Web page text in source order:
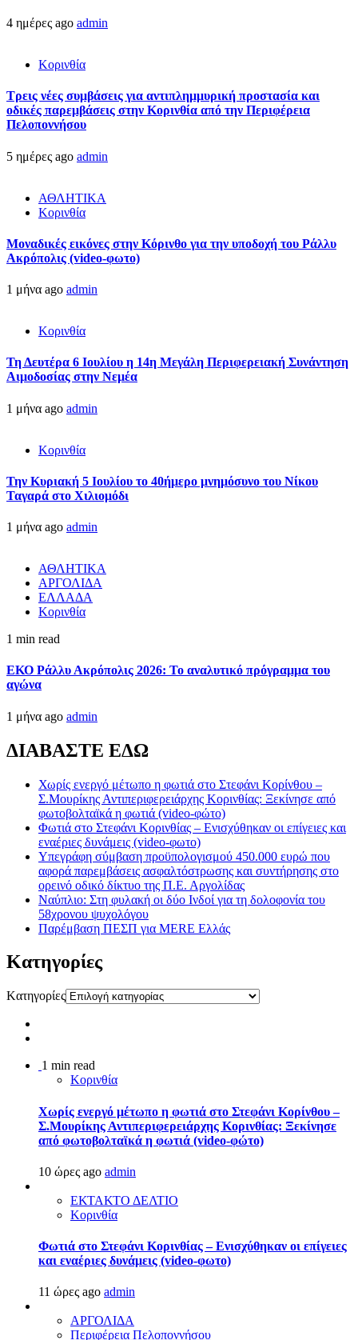
4 ημέρες ago admin
Κορινθία
Τρεις νέες συμβάσεις για αντιπλημμυρική προστασία και
οδικές παρεμβάσεις στην Κορινθία από την Περιφέρεια
Πελοποννήσου
5 ημέρες ago admin
ΑΘΛΗΤΙΚΑ
Κορινθία
Μοναδικές εικόνες στην Κόρινθο για την υποδοχή του Ράλλυ
Ακρόπολις (video-φωτο)
1 μήνα ago admin
Κορινθία
Τη Δευτέρα 6 Ιουλίου η 14η Μεγάλη Περιφερειακή Συνάντηση
Αιμοδοσίας στην Νεμέα
1 μήνα ago admin
Κορινθία
Την Κυριακή 5 Ιουλίου το 40ήμερο μνημόσυνο του Νίκου
Ταγαρά στο Χιλιομόδι
1 μήνα ago admin
ΑΘΛΗΤΙΚΑ
ΑΡΓΟΛΙΔΑ
ΕΛΛΑΔΑ
Κορινθία
1 min read
ΕΚΟ Ράλλυ Ακρόπολις 2026: Το αναλυτικό πρόγραμμα του
αγώνα
1 μήνα ago admin
ΔΙΑΒΑΣΤΕ ΕΔΩ
Χωρίς ενεργό μέτωπο η φωτιά στο Στεφάνι Κορίνθου –
Σ.Μουρίκης Αντιπεριφερειάρχης Κορινθίας: Ξεκίνησε από
φωτοβολταϊκά η φωτιά (video-φώτο)
Φωτιά στο Στεφάνι Κορινθίας – Ενισχύθηκαν οι επίγειες και
εναέριες δυνάμεις (video-φωτο)
Υπεγράφη σύμβαση προϋπολογισμού 450.000 ευρώ που
αφορά παρεμβάσεις ασφαλτόστρωσης και συντήρησης στο
ορεινό οδικό δίκτυο της Π.Ε. Αργολίδας
Ναύπλιο: Στη φυλακή οι δύο Ινδοί για τη δολοφονία του
58χρονου ψυχολόγου
Παρέμβαση ΠΕΣΠ για MERE Ελλάς
Kατηγορίες
Kατηγορίες
1 min read
Κορινθία
Χωρίς ενεργό μέτωπο η φωτιά στο Στεφάνι Κορίνθου –
Σ.Μουρίκης Αντιπεριφερειάρχης Κορινθίας: Ξεκίνησε
από φωτοβολταϊκά η φωτιά (video-φώτο)
10 ώρες ago admin
ΕΚΤΑΚΤΟ ΔΕΛΤΙΟ
Κορινθία
Φωτιά στο Στεφάνι Κορινθίας – Ενισχύθηκαν οι επίγειες
και εναέριες δυνάμεις (video-φωτο)
11 ώρες ago admin
ΑΡΓΟΛΙΔΑ
Περιφέρεια Πελοποννήσου